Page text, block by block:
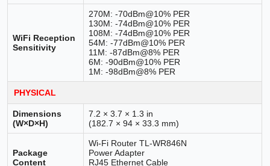
WiFi Reception
Sensitivity
270M: -70dBm@10% PER
130M: -74dBm@10% PER
108M: -74dBm@10% PER
54M: -77dBm@10% PER
11M: -87dBm@8% PER
6M: -90dBm@10% PER
1M: -98dBm@8% PER
PHYSICAL
Dimensions
(W×D×H)
7.2 × 3.7 × 1.3 in
(182.7 × 94 × 33.3 mm)
Package
Content
Wi-Fi Router TL-WR846N
Power Adapter
RJ45 Ethernet Cable